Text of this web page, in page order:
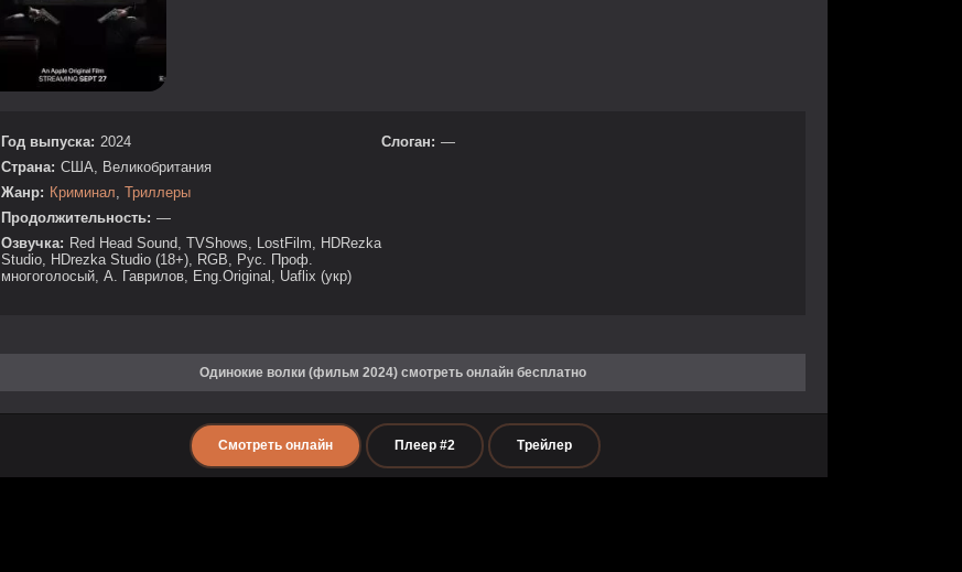
Год выпуска: 2024
Страна: США, Великобритания
Жанр: Криминал Триллеры
Продолжительность: —
Озвучка: Red Head Sound, TVShows, LostFilm, HDRezka
Studio, HDrezka Studio (18+), RGB, Рус. Проф.
многоголосый, А. Гаврилов, Eng.Original, Uaflix (укр)
Слоган: —
Одинокие волки (фильм 2024) смотреть онлайн бесплатно
Смотреть онлайн Плеер #2 Трейлер